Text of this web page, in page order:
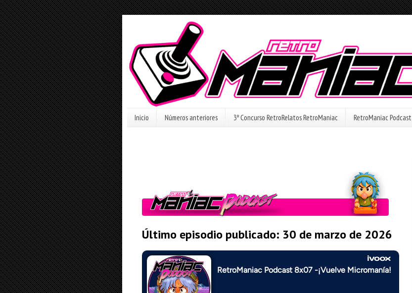
Inicio Números anteriores 3º Concurso RetroRelatos RetroManiac RetroManiac Podcast
Último episodio publicado: 30 de marzo de 2026